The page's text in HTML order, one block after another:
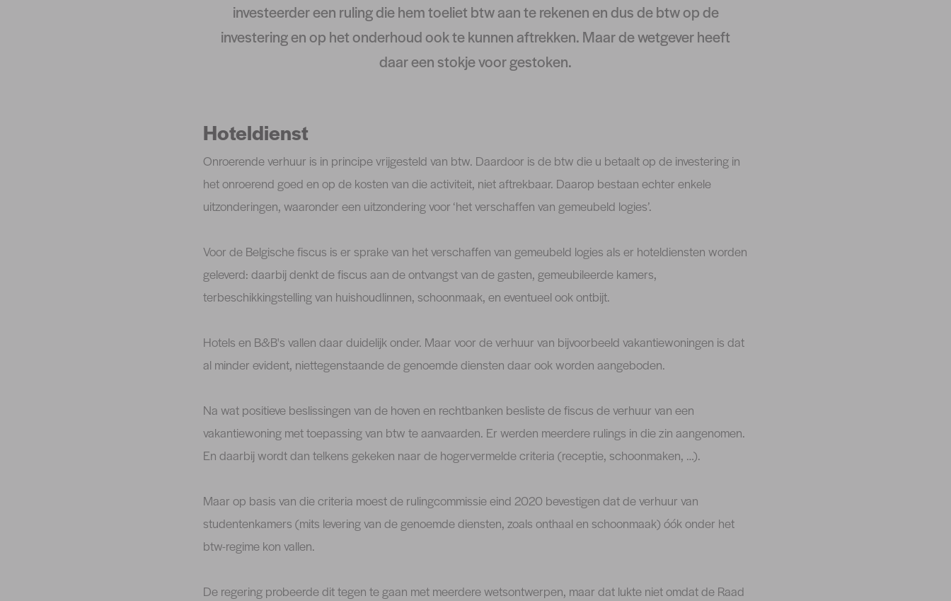
investeerder een ruling die hem toeliet btw aan te rekenen en dus de btw op de
investering en op het onderhoud ook te kunnen aftrekken. Maar de wetgever heeft
daar een stokje voor gestoken.
Hoteldienst
Onroerende verhuur is in principe vrijgesteld van btw. Daardoor is de btw die u betaalt op de investering in
het onroerend goed en op de kosten van die activiteit, niet aftrekbaar. Daarop bestaan echter enkele
uitzonderingen, waaronder een uitzondering voor ‘het verschaffen van gemeubeld logies’.
Voor de Belgische fiscus is er sprake van het verschaffen van gemeubeld logies als er hoteldiensten worden
geleverd: daarbij denkt de fiscus aan de ontvangst van de gasten, gemeubileerde kamers,
terbeschikkingstelling van huishoudlinnen, schoonmaak, en eventueel ook ontbijt.
Hotels en B&B's vallen daar duidelijk onder. Maar voor de verhuur van bijvoorbeeld vakantiewoningen is dat
al minder evident, niettegenstaande de genoemde diensten daar ook worden aangeboden.
Na wat positieve beslissingen van de hoven en rechtbanken besliste de fiscus de verhuur van een
vakantiewoning met toepassing van btw te aanvaarden. Er werden meerdere rulings in die zin aangenomen.
En daarbij wordt dan telkens gekeken naar de hogervermelde criteria (receptie, schoonmaken, …).
Maar op basis van die criteria moest de rulingcommissie eind 2020 bevestigen dat de verhuur van
studentenkamers (mits levering van de genoemde diensten, zoals onthaal en schoonmaak) óók onder het
btw-regime kon vallen.
De regering probeerde dit tegen te gaan met meerdere wetsontwerpen, maar dat lukte niet omdat de Raad